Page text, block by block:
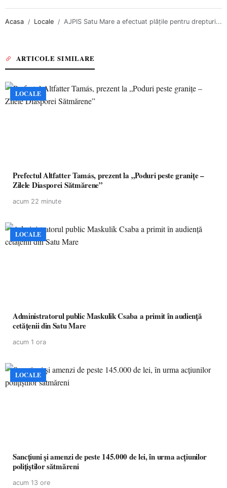
Acasa Locale AJPIS Satu Mare a efectuat plățile pentru drepturi...
ARTICOLE SIMILARE
LOCALE
Prefectul Altfatter Tamás, prezent la „Poduri peste granițe –
Zilele Diasporei Sătmărene”
acum 22 minute
LOCALE
Administratorul public Maskulik Csaba a primit în audiență
cetățenii din Satu Mare
acum 1 ora
LOCALE
Sancțiuni și amenzi de peste 145.000 de lei, în urma acțiunilor
polițiștilor sătmăreni
acum 13 ore